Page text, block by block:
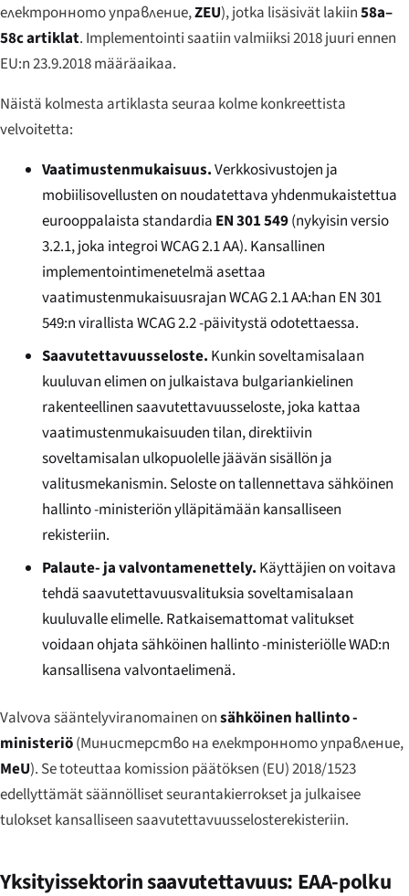
електронното управление,ZEU), jotka lisäsivät lakiin58a–
58c artiklat. Implementointi saatiin valmiiksi 2018 juuri ennen
EU:n 23.9.2018 määräaikaa.
Näistä kolmesta artiklasta seuraa kolme konkreettista
velvoitetta:
Vaatimustenmukaisuus.Verkkosivustojen ja
mobiilisovellusten on noudatettava yhdenmukaistettua
eurooppalaista standardia EN 301 549(nykyisin versio
3.2.1, joka integroi WCAG 2.1 AA). Kansallinen
implementointimenetelmä asettaa
vaatimustenmukaisuusrajan WCAG 2.1 AA:han EN 301
549:n virallista WCAG 2.2 -päivitystä odotettaessa.
Saavutettavuusseloste. Kunkin soveltamisalaan
kuuluvan elimen on julkaistava bulgariankielinen
rakenteellinen saavutettavuusseloste, joka kattaa
vaatimustenmukaisuuden tilan, direktiivin
soveltamisalan ulkopuolelle jäävän sisällön ja
valitusmekanismin. Seloste on tallennettava sähköinen
hallinto -ministeriön ylläpitämään kansalliseen
rekisteriin.
Palaute- ja valvontamenettely. Käyttäjien on voitava
tehdä saavutettavuusvalituksia soveltamisalaan
kuuluvalle elimelle. Ratkaisemattomat valitukset
voidaan ohjata sähköinen hallinto -ministeriölle WAD:n
kansallisena valvontaelimenä.
Valvova sääntelyviranomainen onsähköinen hallinto -
ministeriö(Министерство на електронното управление,
MeU). Se toteuttaa komission päätöksen (EU) 2018/1523
edellyttämät säännölliset seurantakierrokset ja julkaisee
tulokset kansalliseen saavutettavuusselosterekisteriin.
Yksityissektorin saavutettavuus: EAA-polku